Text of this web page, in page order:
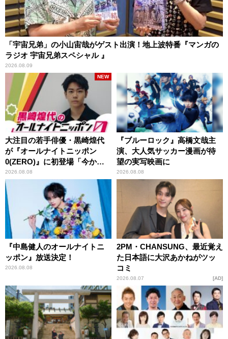
「宇宙兄弟」の小山宙哉がゲスト出演！地上波特番『マンガの
ラジオ 宇宙兄弟スペシャル 』
2026.08.09
大注目の若手俳優・黒崎煌代
が『オールナイトニッポン
0(ZERO)』に初登場「今から
とてもワクワクしておりま
す！」
2026.08.08
NEW
『ブルーロック』高橋文哉主
演、大人気サッカー漫画が待
望の実写映画に
2026.08.08
『中島健人のオールナイトニ
ッポン』放送決定！
2026.08.08
2PM・CHANSUNG、最近覚え
た日本語に大沢あかねがツッ
コミ
2026.08.07 AD